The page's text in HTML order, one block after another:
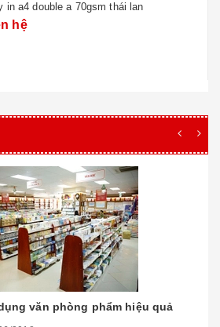
in a4 double a 70gsm thái lan
hệ
văn phòng phẩm hiệu quả